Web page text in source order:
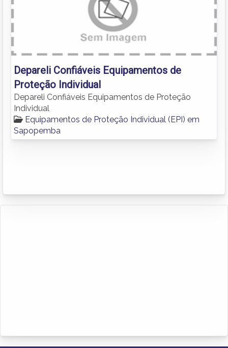
Depareli Confiáveis Equipamentos de
Proteção Individual
Depareli Confiáveis Equipamentos de Proteção
Individual
Equipamentos de Proteção Individual (EPI) em
Sapopemba